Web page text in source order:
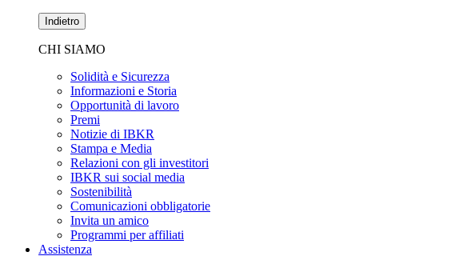
Indietro
CHI SIAMO
Solidità e Sicurezza
Informazioni e Storia
Opportunità di lavoro
Premi
Notizie di IBKR
Stampa e Media
Relazioni con gli investitori
IBKR sui social media
Sostenibilità
Comunicazioni obbligatorie
Invita un amico
Programmi per affiliati
Assistenza